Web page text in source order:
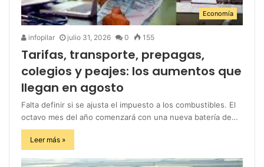
Economía
infopilar julio 31, 2026 0 155
Tarifas, transporte, prepagas,
colegios y peajes: los aumentos que
llegan en agosto
Falta definir si se ajusta el impuesto a los combustibles. El
octavo mes del año comenzará con una nueva batería de…
Leer más »